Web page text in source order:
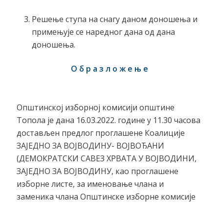
Решење ступа на снагу даном доношења и
примењује се наредног дана од дана
доношења.
О б р а з л о ж е њ е
Општинској изборној комисији општине
Топола је дана 16.03.2022. године у 11.30 часова
достављен предлог проглашене Коалиције
ЗАЈЕДНО ЗА ВОЈВОДИНУ- ВОЈВОЂАНИ
(ДЕМОКРАТСКИ САВЕЗ ХРВАТА У ВОЈВОДИНИ,
ЗАЈЕДНО ЗА ВОЈВОДИНУ, као проглашене
изборне листе, за именовање члана и
заменика члана Општинске изборне комисије